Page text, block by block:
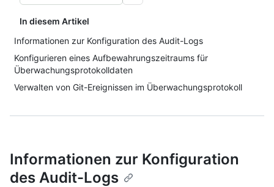
In diesem Artikel
Informationen zur Konfiguration des Audit-Logs
Konfigurieren eines Aufbewahrungszeitraums für
Überwachungsprotokolldaten
Verwalten von Git-Ereignissen im Überwachungsprotokoll
Informationen zur Konfiguration
des Audit-Logs